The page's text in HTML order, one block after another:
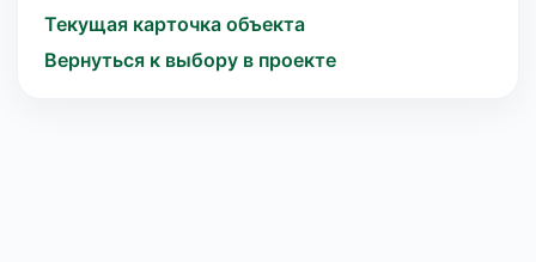
Текущая карточка объекта
Вернуться к выбору в проекте